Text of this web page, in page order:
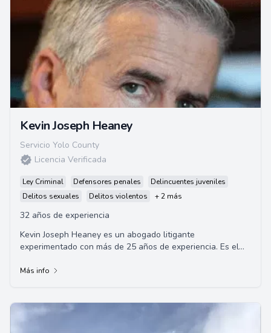
Kevin Joseph Heaney
Servicio Yolo County
Licencia Verificada
Ley Criminal Defensores penales
Delincuentes juveniles
Delitos sexuales
Delitos violentos + 2 más
32 años de experiencia
Kevin Joseph Heaney es un abogado litigante
experimentado con más de 25 años de experiencia. Es el
Más info